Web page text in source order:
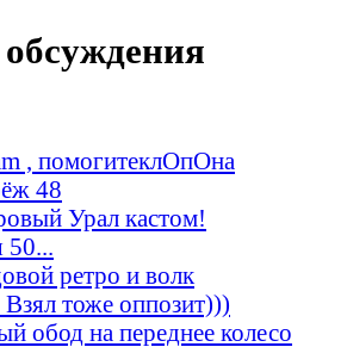
, помогитеклОпОна
48
Урал кастом!
50...
ретро и волк
тоже оппозит)))
обод на переднее колесо